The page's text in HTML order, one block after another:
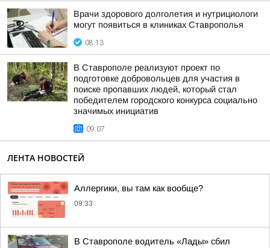
Врачи здорового долголетия и нутрициологи
могут появиться в клиниках Ставрополья
08:13
В Ставрополе реализуют проект по
подготовке добровольцев для участия в
поиске пропавших людей, который стал
победителем городского конкурса социально
значимых инициатив
09:07
ЛЕНТА НОВОСТЕЙ
Аллергики, вы там как вообще?
09:33
В Ставрополе водитель «Лады» сбил